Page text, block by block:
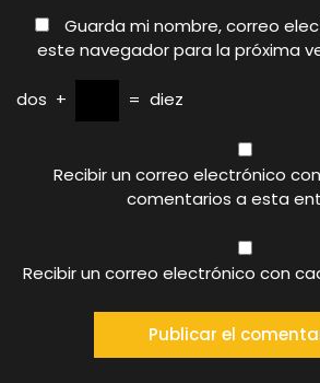
Guarda mi nombre, correo
este navegador para la próxima
dos + = diez
Recibir un correo electrónico
comentarios a esta
Recibir un correo electrónico con